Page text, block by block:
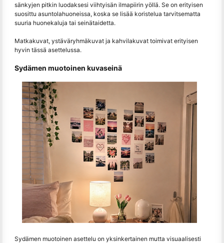
sänkyjen pitkin luodaksesi viihtyisän ilmapiirin yöllä. Se on erityisen
suosittu asuntolahuoneissa, koska se lisää koristelua tarvitsematta
suuria huonekaluja tai seinätaidetta.
Matkakuvat, ystäväryhmäkuvat ja kahvilakuvat toimivat erityisen
hyvin tässä asettelussa.
Sydämen muotoinen kuvaseinä
Sydämen muotoinen asettelu on yksinkertainen mutta visuaalisesti